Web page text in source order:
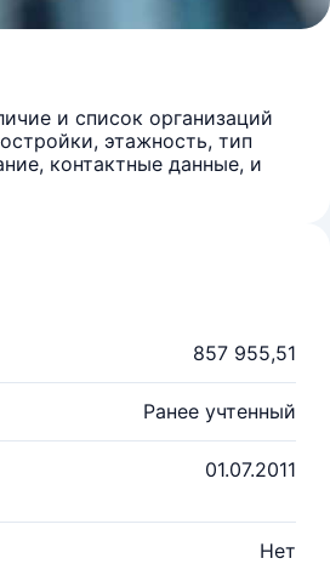
и список организаций
этажность, тип
контактные данные, и
857 955,51
Ранее учтенный
01.07.2011
Нет